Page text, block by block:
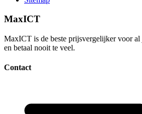
MaxICT
MaxICT is de beste prijsvergelijker voor
en betaal nooit te veel.
Contact